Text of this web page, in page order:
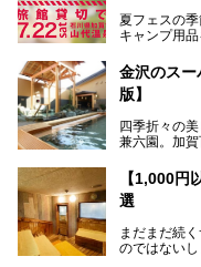
2025年7月か
───
提供元：大江
この記事は
です。
夏フェスの
キャンプ用
いやでもね
夜は寝られ
今、もうち
りましたよ！
「加賀温泉
全館貸し切っ
れちゃう！
金沢のス
版】
四季折々の
兼六園。加
ア。国内で
京から約2
魅力ですね。
り、観光に
でおすすめの
【1,000円
選
まだまだ続
のではないし